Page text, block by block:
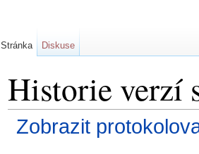
Historie verzí
Zobrazit
Stránka Diskuse